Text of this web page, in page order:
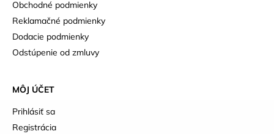
Obchodné podmienky
Reklamačné podmienky
Dodacie podmienky
Odstúpenie od zmluvy
MÔJ ÚČET
Prihlásiť sa
Registrácia